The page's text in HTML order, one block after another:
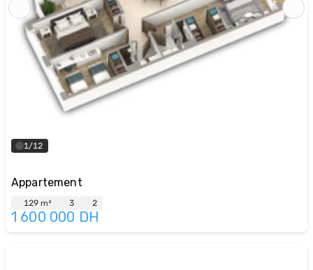
1/12
Appartement
129 m² 3 2
1 600 000 DH